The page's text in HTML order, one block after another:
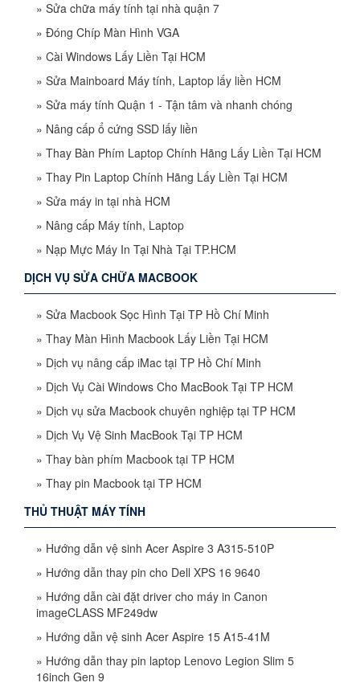
» Sửa chữa máy tính tại nhà quận 7
» Đóng Chíp Màn Hình VGA
» Cài Windows Lấy Liền Tại HCM
» Sửa Mainboard Máy tính, Laptop lấy liền HCM
» Sửa máy tính Quận 1 - Tận tâm và nhanh chóng
» Nâng cấp ổ cứng SSD lấy liền
» Thay Bàn Phím Laptop Chính Hãng Lấy Liền Tại HCM
» Thay Pin Laptop Chính Hãng Lấy Liền Tại HCM
» Sửa máy in tại nhà HCM
» Nâng cấp Máy tính, Laptop
» Nạp Mực Máy In Tại Nhà Tại TP.HCM
DỊCH VỤ SỬA CHỮA MACBOOK
» Sửa Macbook Sọc Hình Tại TP Hồ Chí Minh
» Thay Màn Hình Macbook Lấy Liền Tại HCM
» Dịch vụ nâng cấp iMac tại TP Hồ Chí Minh
» Dịch Vụ Cài Windows Cho MacBook Tại TP HCM
» Dịch vụ sửa Macbook chuyên nghiệp tại TP HCM
» Dịch Vụ Vệ Sinh MacBook Tại TP HCM
» Thay bàn phím Macbook tại TP HCM
» Thay pin Macbook tại TP HCM
THỦ THUẬT MÁY TÍNH
» Hướng dẫn vệ sinh Acer Aspire 3 A315-510P
» Hướng dẫn thay pin cho Dell XPS 16 9640
» Hướng dẫn cài đặt driver cho máy in Canon
imageCLASS MF249dw
» Hướng dẫn vệ sinh Acer Aspire 15 A15-41M
» Hướng dẫn thay pin laptop Lenovo Legion Slim 5
16inch Gen 9